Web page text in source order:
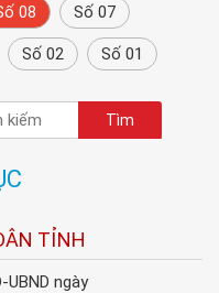
08 Số 07
Số 02 Số 01
TỈNH
ngày